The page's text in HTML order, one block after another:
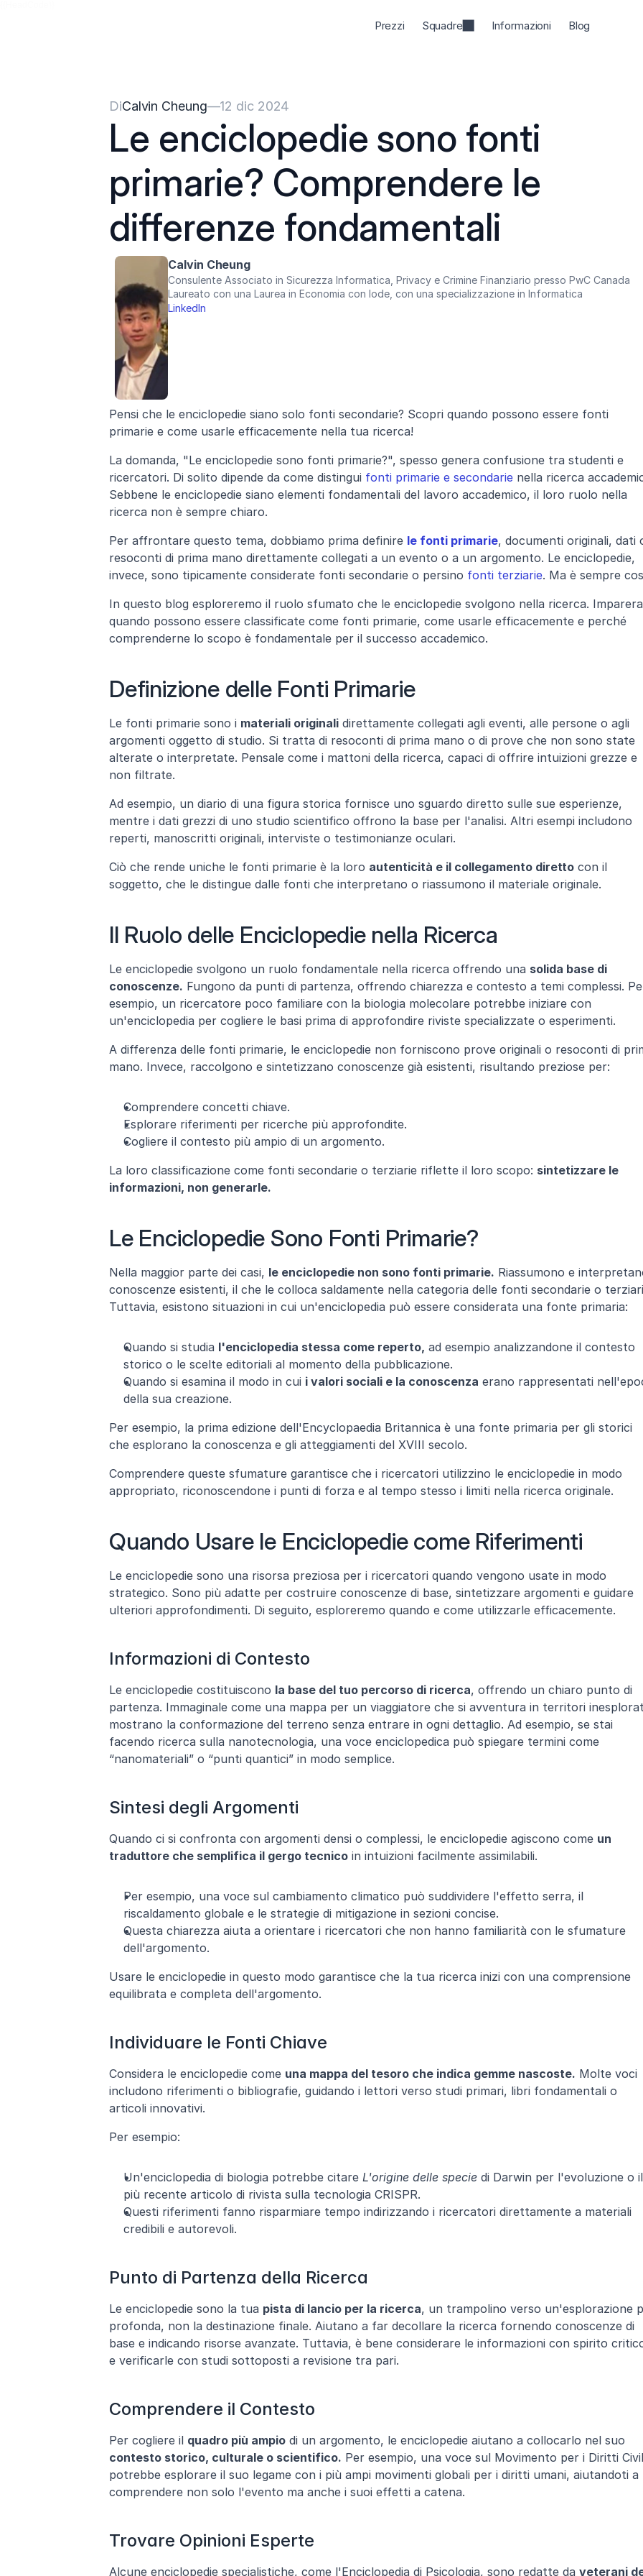
Prezzi Squadre Informazioni Blog
DiCalvin Cheung—12 dic 2024
Le enciclopedie sono fonti
primarie? Comprendere le
differenze fondamentali
Calvin Cheung
Consulente Associato in Sicurezza Informatica, Privacy e Crimine Finanziario presso PwC Canada
Laureato con una Laurea in Economia con lode, con una specializzazione in Informatica
LinkedIn
Pensi che le enciclopedie siano solo fonti secondarie? Scopri quando possono essere fonti
primarie e come usarle efficacemente nella tua ricerca!
La domanda, "Le enciclopedie sono fonti primarie?", spesso genera confusione tra studenti e
ricercatori. Di solito dipende da come distingui fonti primarie e secondarie nella ricerca
Sebbene le enciclopedie siano elementi fondamentali del lavoro accademico, il loro ruolo nella
ricerca non è sempre chiaro.
Per affrontare questo tema, dobbiamo prima definire le fonti primarie, documenti originali, dati
resoconti di prima mano direttamente collegati a un evento o a un argomento. Le enciclopedie,
invece, sono tipicamente considerate fonti secondarie o persino fonti terziarie. Ma è sempre
In questo blog esploreremo il ruolo sfumato che le enciclopedie svolgono nella ricerca.
quando possono essere classificate come fonti primarie, come usarle efficacemente e perché
comprenderne lo scopo è fondamentale per il successo accademico.
Definizione delle Fonti Primarie
Le fonti primarie sono i materiali originali direttamente collegati agli eventi, alle persone o agli
argomenti oggetto di studio. Si tratta di resoconti di prima mano o di prove che non sono state
alterate o interpretate. Pensale come i mattoni della ricerca, capaci di offrire intuizioni grezze e
non filtrate.
Ad esempio, un diario di una figura storica fornisce uno sguardo diretto sulle sue esperienze,
mentre i dati grezzi di uno studio scientifico offrono la base per l'analisi. Altri esempi includono
reperti, manoscritti originali, interviste o testimonianze oculari.
Ciò che rende uniche le fonti primarie è la loro autenticità e il collegamento diretto con il
soggetto, che le distingue dalle fonti che interpretano o riassumono il materiale originale.
Il Ruolo delle Enciclopedie nella Ricerca
Le enciclopedie svolgono un ruolo fondamentale nella ricerca offrendo una solida base di
conoscenze. Fungono da punti di partenza, offrendo chiarezza e contesto a temi complessi.
esempio, un ricercatore poco familiare con la biologia molecolare potrebbe iniziare con
un'enciclopedia per cogliere le basi prima di approfondire riviste specializzate o esperimenti.
A differenza delle fonti primarie, le enciclopedie non forniscono prove originali o resoconti di
mano. Invece, raccolgono e sintetizzano conoscenze già esistenti, risultando preziose per:
Comprendere concetti chiave.
Esplorare riferimenti per ricerche più approfondite.
Cogliere il contesto più ampio di un argomento.
La loro classificazione come fonti secondarie o terziarie riflette il loro scopo: sintetizzare le
informazioni, non generarle.
Le Enciclopedie Sono Fonti Primarie?
Nella maggior parte dei casi, le enciclopedie non sono fonti primarie. Riassumono e
conoscenze esistenti, il che le colloca saldamente nella categoria delle fonti secondarie o
Tuttavia, esistono situazioni in cui un'enciclopedia può essere considerata una fonte primaria:
Quando si studia l'enciclopedia stessa come reperto, ad esempio analizzandone il contesto
storico o le scelte editoriali al momento della pubblicazione.
Quando si esamina il modo in cui i valori sociali e la conoscenza erano rappresentati
della sua creazione.
Per esempio, la prima edizione dell'Encyclopaedia Britannica è una fonte primaria per gli storici
che esplorano la conoscenza e gli atteggiamenti del XVIII secolo.
Comprendere queste sfumature garantisce che i ricercatori utilizzino le enciclopedie in modo
appropriato, riconoscendone i punti di forza e al tempo stesso i limiti nella ricerca originale.
Quando Usare le Enciclopedie come Riferimenti
Le enciclopedie sono una risorsa preziosa per i ricercatori quando vengono usate in modo
strategico. Sono più adatte per costruire conoscenze di base, sintetizzare argomenti e guidare
ulteriori approfondimenti. Di seguito, esploreremo quando e come utilizzarle efficacemente.
Informazioni di Contesto
Le enciclopedie costituiscono la base del tuo percorso di ricerca, offrendo un chiaro punto di
partenza. Immaginale come una mappa per un viaggiatore che si avventura in territori
mostrano la conformazione del terreno senza entrare in ogni dettaglio. Ad esempio, se stai
facendo ricerca sulla nanotecnologia, una voce enciclopedica può spiegare termini come
“nanomateriali” o “punti quantici” in modo semplice.
Sintesi degli Argomenti
Quando ci si confronta con argomenti densi o complessi, le enciclopedie agiscono come un
traduttore che semplifica il gergo tecnico in intuizioni facilmente assimilabili.
Per esempio, una voce sul cambiamento climatico può suddividere l'effetto serra, il
riscaldamento globale e le strategie di mitigazione in sezioni concise.
Questa chiarezza aiuta a orientare i ricercatori che non hanno familiarità con le sfumature
dell'argomento.
Usare le enciclopedie in questo modo garantisce che la tua ricerca inizi con una comprensione
equilibrata e completa dell'argomento.
Individuare le Fonti Chiave
Considera le enciclopedie come una mappa del tesoro che indica gemme nascoste. Molte voci
includono riferimenti o bibliografie, guidando i lettori verso studi primari, libri fondamentali o
articoli innovativi.
Per esempio:
Un'enciclopedia di biologia potrebbe citare L'origine delle specie di Darwin per l'evoluzione o il
più recente articolo di rivista sulla tecnologia CRISPR.
Questi riferimenti fanno risparmiare tempo indirizzando i ricercatori direttamente a materiali
credibili e autorevoli.
Punto di Partenza della Ricerca
Le enciclopedie sono la tua pista di lancio per la ricerca, un trampolino verso un'esplorazione
profonda, non la destinazione finale. Aiutano a far decollare la ricerca fornendo conoscenze di
base e indicando risorse avanzate. Tuttavia, è bene considerare le informazioni con spirito
e verificarle con studi sottoposti a revisione tra pari.
Comprendere il Contesto
Per cogliere il quadro più ampio
contesto storico, culturale o scientifico. Per esempio, una voce sul Movimento per i Diritti
potrebbe esplorare il suo legame con i più ampi movimenti globali per i diritti umani, aiutandoti a
comprendere non solo l'evento ma anche i suoi effetti a catena.
Trovare Opinioni Esperte
Alcune enciclopedie specialistiche, come l'Enciclopedia di Psicologia, sono redatte da veterani